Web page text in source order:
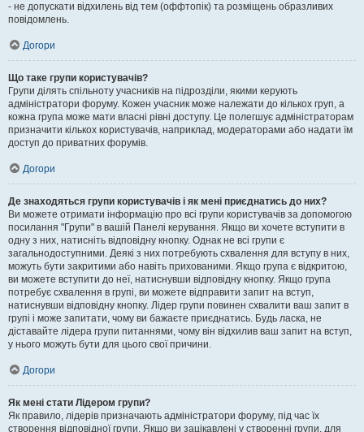
- не допускати відхилень від тем (оффтопік) та розміщень образливих
повідомлень.
Догори
Що таке групи користувачів?
Групи ділять спільноту учасників на підрозділи, якими керують
адміністратори форуму. Кожен учасник може належати до кількох груп, а
кожна група може мати власні рівні доступу. Це полегшує адміністраторам
призначити кількох користувачів, наприклад, модераторами або надати їм
доступ до приватних форумів.
Догори
Де знаходяться групи користувачів і як мені приєднатись до них?
Ви можете отримати інформацію про всі групи користувачів за допомогою
посилання "Групи" в вашій Панелі керування. Якщо ви хочете вступити в
одну з них, натисніть відповідну кнопку. Однак не всі групи є
загальнодоступними. Деякі з них потребують схвалення для вступу в них,
можуть бути закритими або навіть прихованими. Якщо група є відкритою,
ви можете вступити до неї, натиснувши відповідну кнопку. Якщо група
потребує схвалення в групі, ви можете відправити запит на вступ,
натиснувши відповідну кнопку. Лідер групи повинен схвалити ваш запит в
групі і може запитати, чому ви бажаєте приєднатись. Будь ласка, не
діставайте лідера групи питаннями, чому він відхилив ваш запит на вступ,
у нього можуть бути для цього свої причини.
Догори
Як мені стати Лідером групи?
Як правило, лідерів призначають адміністратори форуму, під час їх
створення відповідної групи. Якщо ви зацікавлені у створенні групи, для